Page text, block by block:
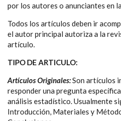
por los autores o anunciantes en
Todos los artículos deben ir
el autor principal autoriza a la
artículo.
TIPO DE ARTICULO:
Artículos Originales:Son artículos
responder una pregunta
análisis estadístico. Usualmente
Introducción, Materiales y